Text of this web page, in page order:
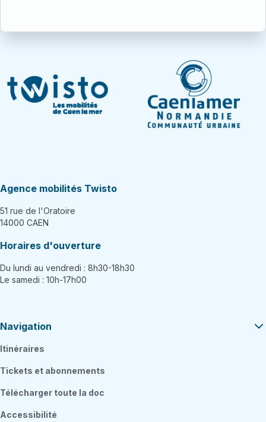
Agence mobilités Twisto
51 rue de l'Oratoire
14000 CAEN
Horaires d'ouverture
Du lundi au vendredi : 8h30-18h30
Le samedi : 10h-17h00
Navigation
Itinéraires
Tickets et abonnements
Télécharger toute la doc
Accessibilité